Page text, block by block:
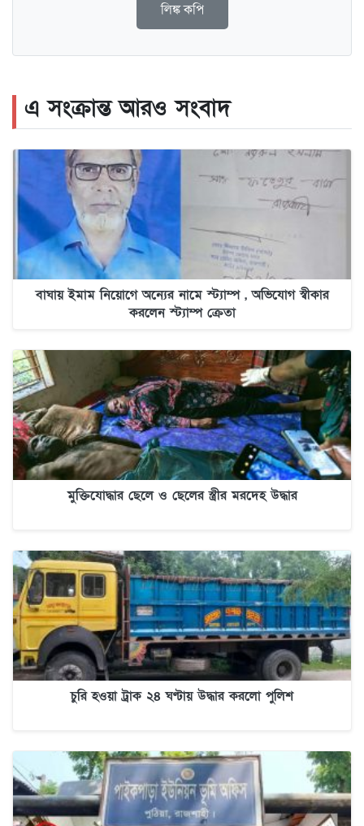
লিঙ্ক কপি
এ সংক্রান্ত আরও সংবাদ
বাঘায় ইমাম নিয়োগে অন্যের নামে স্ট্যাম্প , অভিযোগ স্বীকার
করলেন স্ট্যাম্প ক্রেতা
মুক্তিযোদ্ধার ছেলে ও ছেলের স্ত্রীর মরদেহ উদ্ধার
চুরি হওয়া ট্রাক ২৪ ঘণ্টায় উদ্ধার করলো পুলিশ